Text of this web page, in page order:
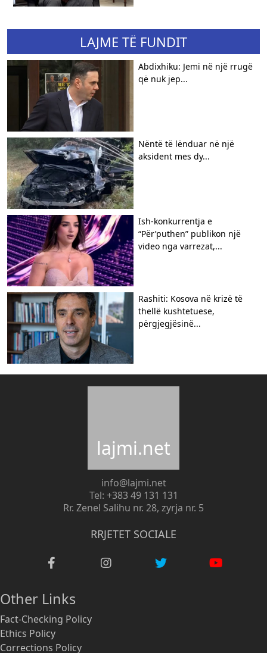
LAJME TË FUNDIT
Abdixhiku: Jemi në një rrugë
që nuk jep...
Nëntë të lënduar në një
aksident mes dy...
Ish-konkurrentja e
“Për’puthen” publikon një
video nga varrezat,...
Rashiti: Kosova në krizë të
thellë kushtetuese,
përgjegjësinë...
lajmi.net
info@lajmi.net
Tel: +383 49 131 131
Rr. Zenel Salihu nr. 28, zyrja nr. 5
RRJETET SOCIALE
Other Links
Fact-Checking Policy
Ethics Policy
Corrections Policy